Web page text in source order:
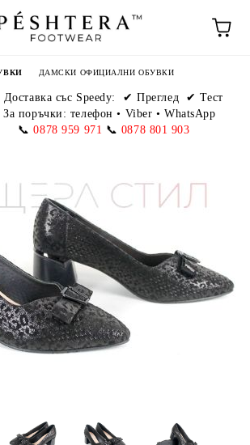
ДАМСКИ ОФИЦИАЛНИ ОБУВКИ
Доставка със Speedy:
✔ Преглед ✔ Тест
За поръчки: телефон• Viber • WhatsApp
📞 0878 959 971 📞 0878 801 903